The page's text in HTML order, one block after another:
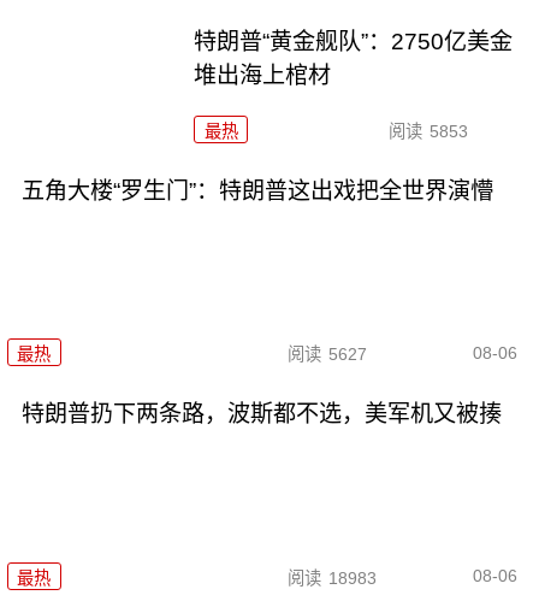
特朗普“黄金舰队”：2750亿美金
堆出海上棺材
最热 阅读 5853
五角大楼“罗生门”：特朗普这出戏把全世界演懵
最热 阅读 5627 08-06
特朗普扔下两条路，波斯都不选，美军机又被揍
最热 阅读 18983 08-06